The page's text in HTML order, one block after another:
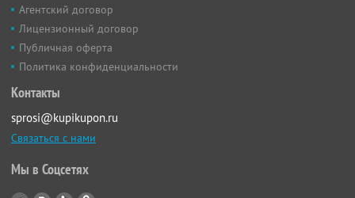
Агентский договор
Лицензионный договор
Публичная оферта
Политика конфиденциальности
Контакты
sprosi@kupikupon.ru
Связаться с нами
Мы в Соцсетях